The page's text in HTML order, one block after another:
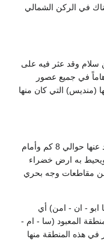
في الركن الشمالي
وقد عثر فيه على
في جميع عصور
التي كان منها
وهو يقع في الشمال الغربي من شربين ويبعد عنها حوالي 8 كم وأمام
التل 158 فدان ويحيط به ارض خضراء
هي المقاطعة رقم 17 من مقاطعات وجه بحري
- ان - امن) أي
المعبود (سا - ام -
المنطقة منها